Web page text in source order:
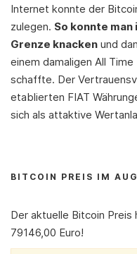
Internet konnte der
zulegen. So konnte
Grenze knacken und
einem damaligen All
schaffte. Der
etablierten FIAT
sich als attaktive
BITCOIN PREIS IM
Der aktuelle Bitcoin
79146,00 Euro!